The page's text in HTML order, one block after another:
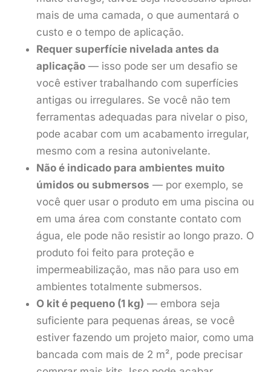
mais de uma camada, o que aumentará o
custo e o tempo de aplicação.
Requer superfície nivelada antes da
aplicação — isso pode ser um desafio se
você estiver trabalhando com superfícies
antigas ou irregulares. Se você não tem
ferramentas adequadas para nivelar o piso,
pode acabar com um acabamento irregular,
mesmo com a resina autonivelante.
Não é indicado para ambientes muito
úmidos ou submersos — por exemplo, se
você quer usar o produto em uma piscina ou
em uma área com constante contato com
água, ele pode não resistir ao longo prazo. O
produto foi feito para proteção e
impermeabilização, mas não para uso em
ambientes totalmente submersos.
O kit é pequeno (1 kg) — embora seja
suficiente para pequenas áreas, se você
estiver fazendo um projeto maior, como uma
bancada com mais de 2 m², pode precisar